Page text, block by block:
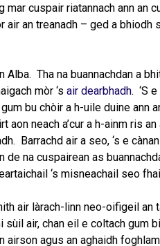
mar cuspair riatannach ann an
air an treanadh – ged a bhiodh
Alba. Tha na buannachdan a
mòr ‘s air dearbhadh. ‘S
bu chòir a h-uile duine ann
aon neach a’cur a h-ainm ris
Barrachd air a seo, ‘s e
de na cuspairean as
‘s misneachail seo
air làrach-linn neo-oifigeil an
sùil air, chan eil e coltach gum
airson agus an aghaidh